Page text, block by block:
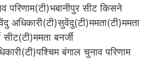
परिणाम(टी)भबानीपुर सीट किसने
अधिकारी(टी)सुवेंदु(टी)ममता(टी)ममता
सीट(टी)ममता बनर्जी
बंगाल चुनाव परिणाम